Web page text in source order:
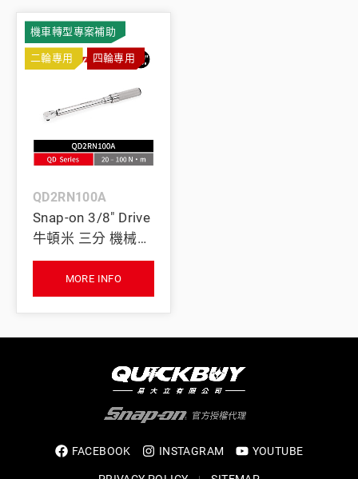
機車轉型專案補助
二輪專用 四輪專用
QD2RN100A
Snap-on 3/8" Drive
牛頓米 三分 機械扭
力扳手 (20–100
MORE INFO
FACEBOOK INSTAGRAM YOUTUBE